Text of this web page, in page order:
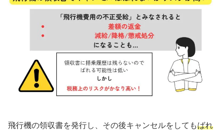
飛行機の領収書を発行し、その後キャンセルをしてもばれ